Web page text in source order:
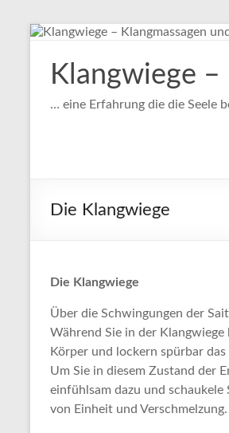
Klangwiege
… eine Erfahrung die die Seele
Die Klangwiege
Die Klangwiege
Über die Schwingungen der
Während Sie in der
Körper und lockern spürbar das
Um Sie in diesem Zustand der
einfühlsam dazu und schaukele
von Einheit und Verschmelzung.